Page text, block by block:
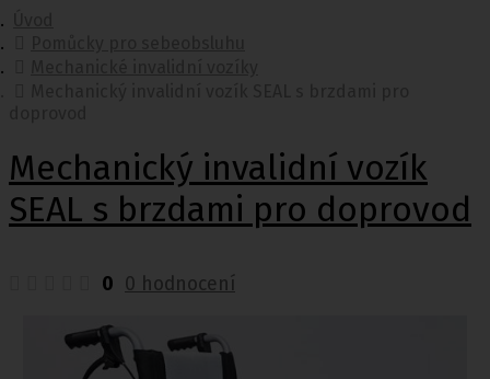
Mechanický invalidní vozík
SEAL s brzdami pro doprovod
0 0 hodnocení